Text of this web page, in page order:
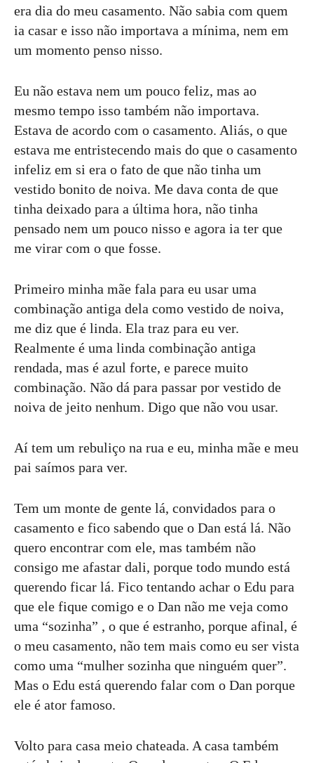
era dia do meu casamento. Não sabia com quem
ia casar e isso não importava a mínima, nem em
um momento penso nisso.
Eu não estava nem um pouco feliz, mas ao
mesmo tempo isso também não importava.
Estava de acordo com o casamento. Aliás, o que
estava me entristecendo mais do que o casamento
infeliz em si era o fato de que não tinha um
vestido bonito de noiva. Me dava conta de que
tinha deixado para a última hora, não tinha
pensado nem um pouco nisso e agora ia ter que
me virar com o que fosse.
Primeiro minha mãe fala para eu usar uma
combinação antiga dela como vestido de noiva,
me diz que é linda. Ela traz para eu ver.
Realmente é uma linda combinação antiga
rendada, mas é azul forte, e parece muito
combinação. Não dá para passar por vestido de
noiva de jeito nenhum. Digo que não vou usar.
Aí tem um rebuliço na rua e eu, minha mãe e meu
pai saímos para ver.
Tem um monte de gente lá, convidados para o
casamento e fico sabendo que o Dan está lá. Não
quero encontrar com ele, mas também não
consigo me afastar dali, porque todo mundo está
querendo ficar lá. Fico tentando achar o Edu para
que ele fique comigo e o Dan não me veja como
uma “sozinha” , o que é estranho, porque afinal, é
o meu casamento, não tem mais como eu ser vista
como uma “mulher sozinha que ninguém quer”.
Mas o Edu está querendo falar com o Dan porque
ele é ator famoso.
Volto para casa meio chateada. A casa também